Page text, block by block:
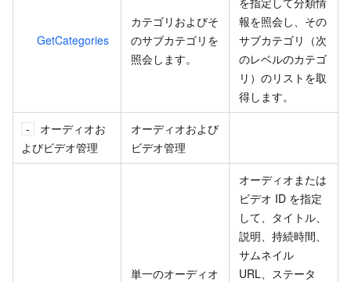
GetCategories
カテゴリおよびそ
のサブカテゴリを
照会します。
報を照会し、その
サブカテゴリ（次
のレベルのカテゴ
リ）のリストを取
得します。
オーディオお
よびビデオ管理
オーディオおよび
ビデオ管理
単一のオーディオ
オーディオまたは
ビデオ ID を指定
して、タイトル、
説明、持続時間、
サムネイル
URL、ステータ